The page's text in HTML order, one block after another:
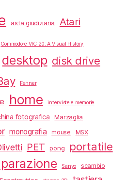
asta giudiziaria Atari
Commodore VIC 20: A Visual History
desktop disk drive
Fenner
home interviste e memorie
fotografica Marzaglia
monografia mouse MSX
PET pong portatile
Sanyo scambio